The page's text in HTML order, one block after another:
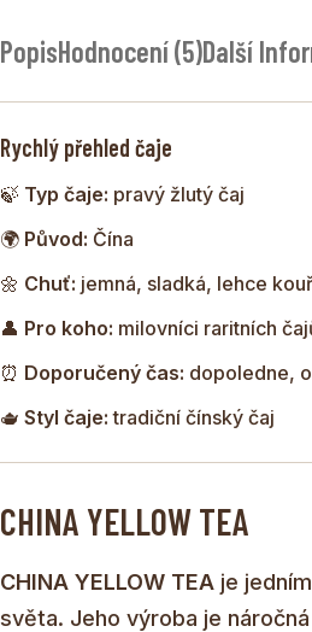
sladší a vyzrálejší chuť než
výjimečný šálek čaje s dlouhou
PopisHodnocení (5)Další
Rychlý přehled čaje
🍃 Typ čaje: pravý žlutý čaj
🌍 Původ: Čína
🌼 Chuť: jemná, sladká, lehce
👤 Pro koho: milovníci raritních
⏰ Doporučený čas: dopoledne,
🫖 Styl čaje: tradiční čínský čaj
CHINA YELLOW TEA
CHINA YELLOW TEA je
světa. Jeho výroba je